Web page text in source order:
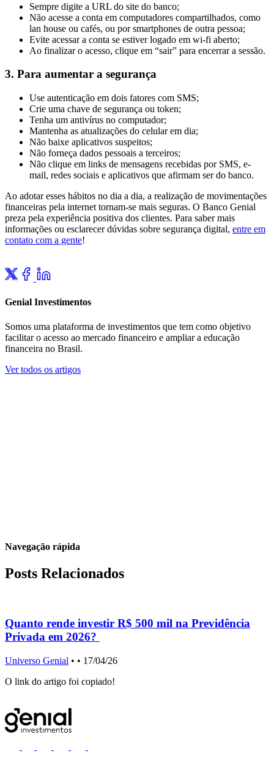
Sempre digite a URL do site do banco;
Não acesse a conta em computadores compartilhados, como
lan house ou cafés, ou por smartphones de outra pessoa;
Evite acessar a conta se estiver logado em wi-fi aberto;
Ao finalizar o acesso, clique em “sair” para encerrar a sessão.
3. Para aumentar a segurança
Use autenticação em dois fatores com SMS;
Crie uma chave de segurança ou token;
Tenha um antivírus no computador;
Mantenha as atualizações do celular em dia;
Não baixe aplicativos suspeitos;
Não forneça dados pessoais a terceiros;
Não clique em links de mensagens recebidas por SMS, e-
mail, redes sociais e aplicativos que afirmam ser do banco.
Ao adotar esses hábitos no dia a dia, a realização de movimentações
financeiras pela internet tornam-se mais seguras. O Banco Genial
preza pela experiência positiva dos clientes. Para saber mais
informações ou esclarecer dúvidas sobre segurança digital, entre em
contato com a gente!
Genial Investimentos
Somos uma plataforma de investimentos que tem como objetivo
facilitar o acesso ao mercado financeiro e ampliar a educação
financeira no Brasil.
Ver todos os artigos
Navegação rápida
Posts Relacionados
Quanto rende investir R$ 500 mil na Previdência
Privada em 2026?
Universo Genial • • 17/04/26
O link do artigo foi copiado!